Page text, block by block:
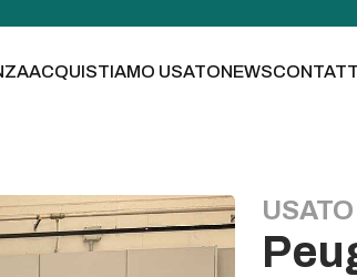
ACQUISTIAMO USATONEWS
USATO